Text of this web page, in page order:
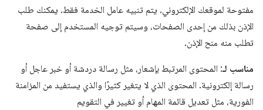
مفتوحة لموقعك الإلكتروني. يتم تنبيه عامل الخدمة فقط. يمكنك طلب
الإذن بذلك من إحدى الصفحات، وسيتم توجيه المستخدم إلى صفحة
تطلب منه منح الإذن.
مناسب لـ: المحتوى المرتبط بإشعار، مثل رسالة دردشة أو خبر عاجل أو
رسالة إلكترونية. المحتوى الذي لا يتغير كثيرًا والذي يستفيد من المزامنة
الفورية، مثل تعديل قائمة المهام أو تغيير في التقويم